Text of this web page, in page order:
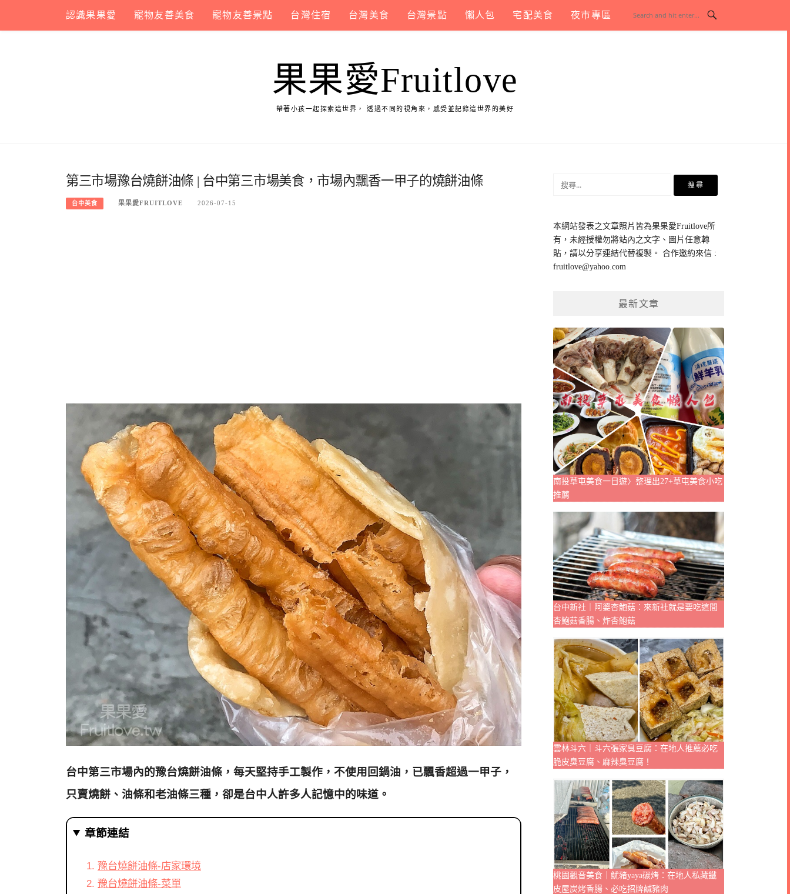
content
認識果果愛 寵物友善美食 寵物友善景點 台灣住宿 台灣美食 台灣景點 懶人包 宅配美食 夜市專區
果果愛Fruitlove
帶著小孩一起探索這世界， 透過不同的視角來，感受並記錄這世界的美好
第三市場豫台燒餅油條 | 台中第三市場美食，市場內飄香一甲子的燒餅油條
台中美食 果果愛FRUITLOVE 2026-07-15
台中第三市場內的豫台燒餅油條，每天堅持手工製作，不使用回鍋油，已飄香超過一甲子，
只賣燒餅、油條和老油條三種，卻是台中人許多人記憶中的味道。
章節連結
豫台燒餅油條-店家環境
豫台燒餅油條-菜單
鍵
字:
本網站發表之文章照片皆為果果愛Fruitlove所
有，未經授權勿將站內之文字、圖片任意轉
貼，請以分享連結代替複製。 合作邀約來信 :
fruitlove@yahoo.com
最新文章
南投草屯美食一日遊〉整理出27+草屯美食小吃
推薦
台中新社｜阿婆杏鮑菇：來新社就是要吃這間
杏鮑菇香腸、炸杏鮑菇
雲林斗六｜斗六張家臭豆腐：在地人推薦必吃
脆皮臭豆腐、麻辣臭豆腐！
桃園觀音美食｜魷豬yaya碳烤：在地人私藏鐵
皮屋炭烤香腸、必吃招牌鹹豬肉